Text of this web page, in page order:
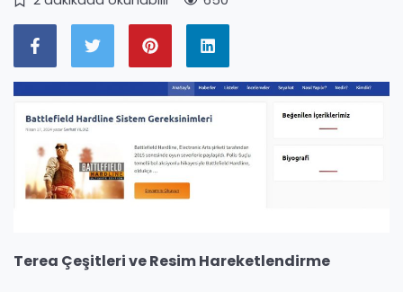
Terea Çeşitleri ve Resim Hareketlendirme